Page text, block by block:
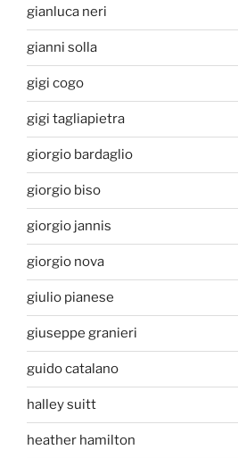
gianluca neri
gianni solla
gigi cogo
gigi tagliapietra
giorgio bardaglio
giorgio biso
giorgio jannis
giorgio nova
giulio pianese
giuseppe granieri
guido catalano
halley suitt
heather hamilton